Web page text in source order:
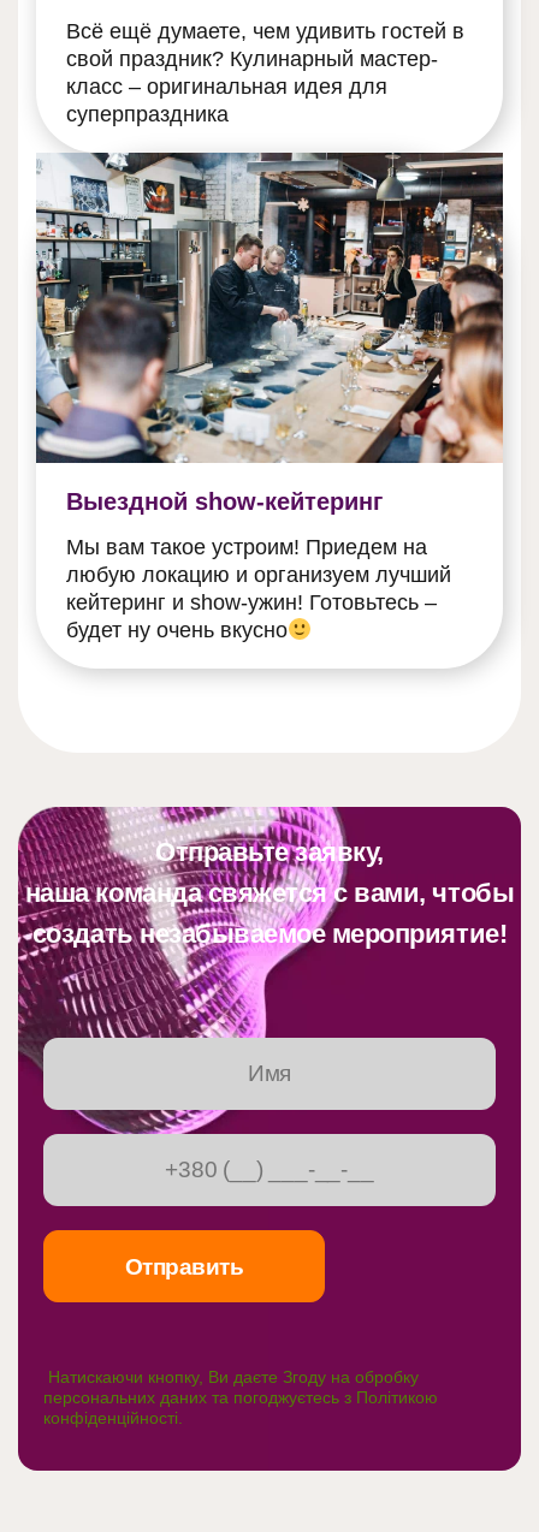
Всё ещё думаете, чем удивить гостей в
свой праздник? Кулинарный мастер-
класс – оригинальная идея для
суперпраздника
Выездной show-кейтеринг
Мы вам такое устроим! Приедем на
любую локацию и организуем лучший
кейтеринг и show-ужин! Готовьтесь –
будет ну очень вкусно
Отправьте заявку,
наша команда свяжется с вами, чтобы
создать незабываемое мероприятие!
Натискаючи кнопку, Ви даєте Згоду на обробку
персональних даних та погоджуєтесь з Політикою
конфіденційності.